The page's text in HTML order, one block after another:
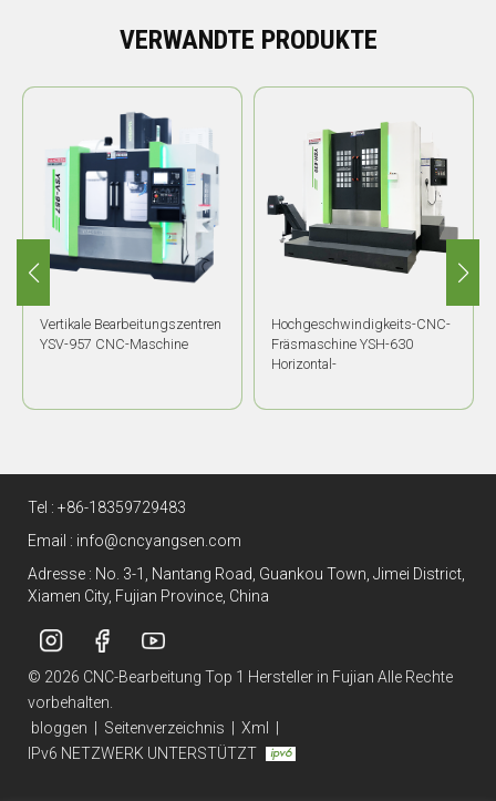
VERWANDTE PRODUKTE
Vertikale Bearbeitungszentren
YSV-957 CNC-Maschine
Hochgeschwindigkeits-CNC-
Fräsmaschine YSH-630
Horizontal-
Tel : +86-18359729483
Email : info@cncyangsen.com
Adresse : No. 3-1, Nantang Road, Guankou Town, Jimei District,
Xiamen City, Fujian Province, China
© 2026 CNC-Bearbeitung Top 1 Hersteller in Fujian Alle Rechte
vorbehalten.
bloggen
Seitenverzeichnis Xml
IPv6 NETZWERK UNTERSTÜTZT